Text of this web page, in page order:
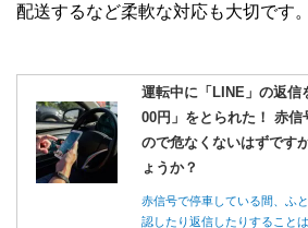
配送するなど柔軟な対応も大切です。
運転中に「LINE」の返信
00円」をとられた！ 赤
ので危なくないはずです
ょうか？
赤信号で停車している間、ふ
認したり返信したりすること